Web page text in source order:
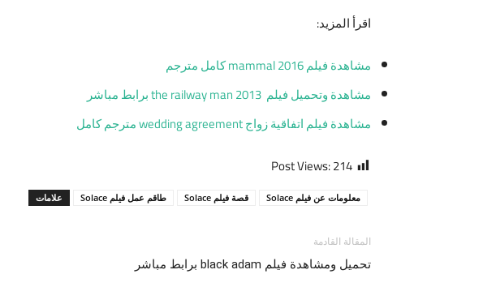
اقرأ المزيد:
مشاهدة فيلم mammal 2016 كامل مترجم
مشاهدة وتحميل فيلم the railway man 2013 برابط مباشر
مشاهدة فيلم اتفاقية زواج wedding agreement مترجم كامل
Post Views:214
علامات طاقم عمل فيلم Solace قصة فيلم Solace معلومات عن فيلم Solace
المقالة القادمة
تحميل ومشاهدة فيلم black adam برابط مباشر